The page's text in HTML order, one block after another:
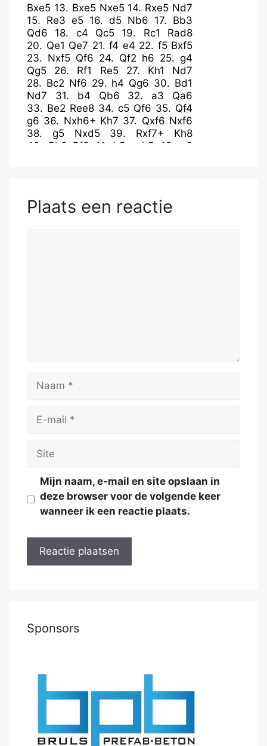
Bxe5 13. Bxe5 Nxe5 14. Rxe5 Nd7
15. Re3 e5 16. d5 Nb6 17. Bb3
Qd6
18. c4 Qc5 19. Rc1
Rad8
20. Qe1 Qe7 21. f4 e4 22. f5 Bxf5
23. Nxf5 Qf6 24. Qf2 h6 25. g4
Qg5
26. Rf1 Re5 27. Kh1
Nd7
28. Bc2 Nf6 29. h4 Qg6 30. Bd1
Nd7
31. b4 Qb6 32. a3
Qa6
33. Be2 Ree8 34. c5 Qf6 35. Qf4
g6 36. Nxh6+ Kh7 37. Qxf6 Nxf6
38. g5 Nxd5 39. Rxf7+
Kh8
40. Rh3 Rf8 41. h5 gxh5 42.
g6
Plaats een reactie
Naam
Site
Mijn naam, e-mail en site opslaan in
deze browser voor de volgende keer
wanneer ik een reactie plaats.
Sponsors